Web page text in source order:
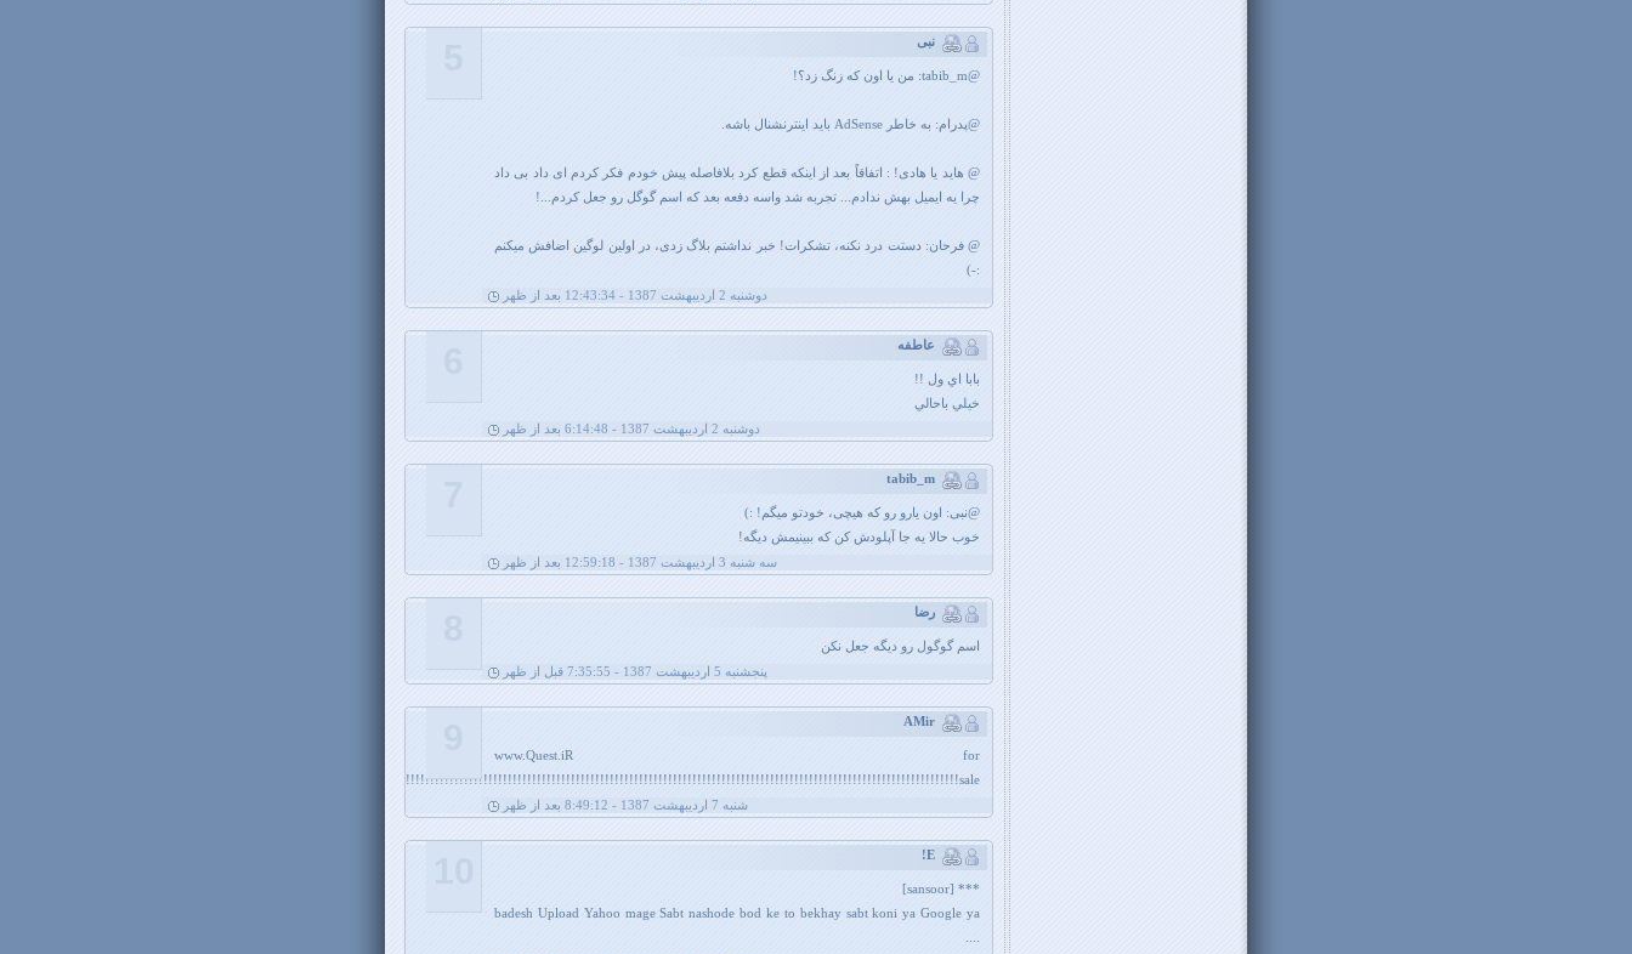
نبی
@tabib_m: من یا اون که زنگ زد؟!
@پدرام: به خاطر AdSense باید اینترنشنال باشه.
@ هاید یا هادی! : اتفاقاً بعد از اینکه قطع کرد بلافاصله پیش خودم فکر کردم ای داد بی داد
چرا یه ایمیل بهش ندادم... تجربه شد واسه دفعه بعد که اسم گوگل رو جعل کردم...!
@ فرحان: دستت درد نکنه، تشکرات! خبر نداشتم بلاگ زدی، در اولین لوگین اضافش میکنم
:-)
دوشنبه 2 اردیبهشت 1387 - 12:43:34 بعد از ظهر
عاطفه
بابا اي ول !!
خيلي باحالي
دوشنبه 2 اردیبهشت 1387 - 6:14:48 بعد از ظهر
@نبی: اون یارو رو که هیچی، خودتو میگم! :)
خوب حالا یه جا آپلودش کن که ببینیمش دیگه!
سه شنبه 3 اردیبهشت 1387 - 12:59:18 بعد از ظهر
رضا
اسم گوگول رو ديگه جعل نكن
پنجشنبه 5 اردیبهشت 1387 - 7:35:55 قبل از ظهر
www.Quest.iR for
sale!!!!!!!!!!!!!!!!!!!!!!!!!!!!!!!!!!!!!!!!!!!!!!!!!!!!!!!!!!!!!!!!!!!!!!!!!!!!!!!!!!!!!!!!!!!!!!!!!!!!!!!!!!!!!!!!!!
شنبه 7 اردیبهشت 1387 - 8:49:12 بعد از ظهر
*** [sansoor]
badesh Upload Yahoo mage Sabt nashode bod ke to bekhay sabt koni ya Google ya